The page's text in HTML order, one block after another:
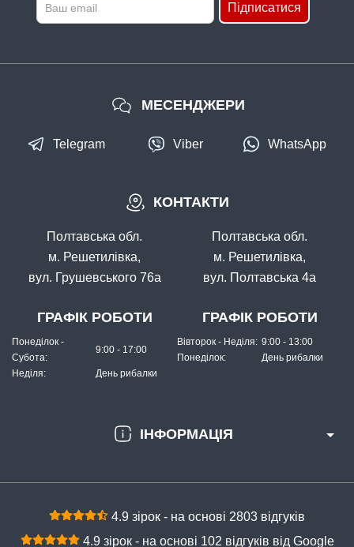
Підписатися
ІНФОРМАЦІЯ
КОНТАКТИ
Полтавська обл.
м. Решетилівка,
вул. Грушевського 76а
ГРАФІК РОБОТИ
Понеділок -
Субота:
9:00 - 17:00
Неділя: День рибалки
Полтавська обл.
м. Решетилівка,
вул. Полтавська 4а
ГРАФІК РОБОТИ
Вівторок - Неділя: 9:00 - 13:00
Понеділок:
День рибалки
МЕСЕНДЖЕРИ
Telegram Viber WhatsApp
4.9 зірок - на основі 2803 відгуків
4.9 зірок - на основі 102 відгуків від Google